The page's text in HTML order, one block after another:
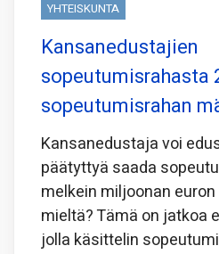
YHTEISKUNTA
Kansanedustajien
sopeutumisrahasta
sopeutumisrahan
Kansanedustaja voi
päätyttyä saada
melkein miljoonan
mieltä? Tämä on jatkoa
jolla käsittelin